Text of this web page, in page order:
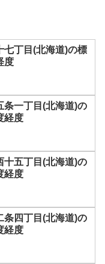
七丁目(北海道)の標
度
条一丁目(北海道)の
経度
十五丁目(北海道)の
経度
条四丁目(北海道)の
経度